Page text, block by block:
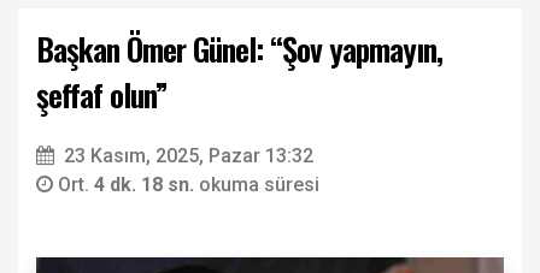
Başkan Ömer Günel: “Şov yapmayın,
şeffaf olun”
23 Kasım, 2025, Pazar 13:32
Ort. 4 dk. 18 sn. okuma süresi